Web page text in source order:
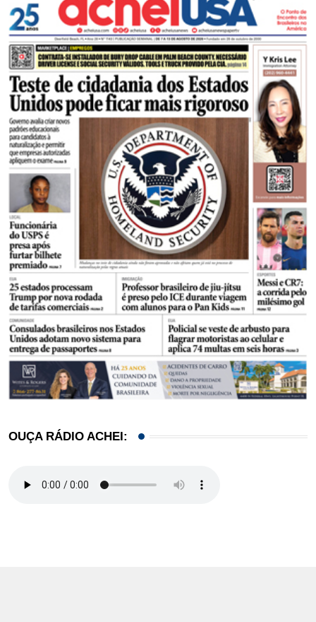
OUÇA RÁDIO ACHEI: